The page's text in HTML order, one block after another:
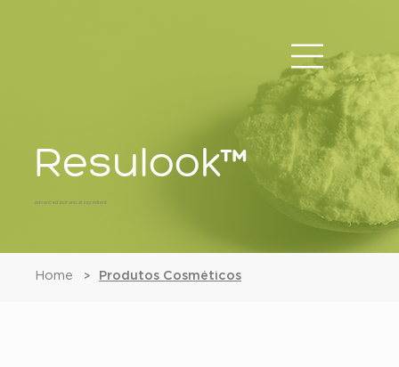
Resulook™
advanced botanical ingredient
Home > Produtos Cosméticos